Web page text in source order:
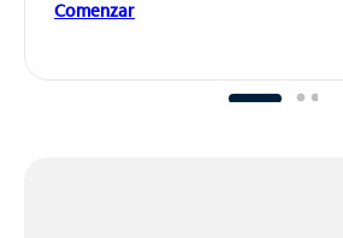
Comenzar